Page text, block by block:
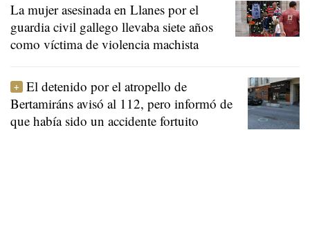
La mujer asesinada en Llanes por el
guardia civil gallego llevaba siete años
como víctima de violencia machista
El detenido por el atropello de
Bertamiráns avisó al 112, pero informó de
que había sido un accidente fortuito